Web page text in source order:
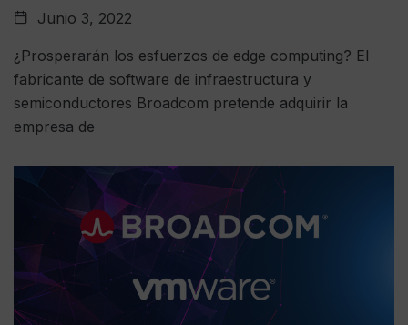
Junio 3, 2022
¿Prosperarán los esfuerzos de edge computing? El
fabricante de software de infraestructura y
semiconductores Broadcom pretende adquirir la
empresa de